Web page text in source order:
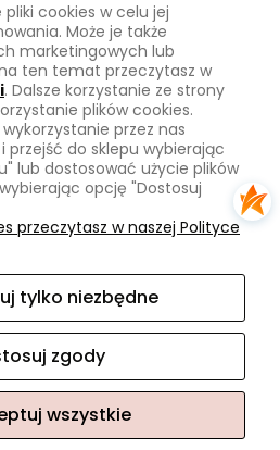
cookies w celu jej
Może je także
marketingowych lub
ten temat przeczytasz w
. Dalsze korzystanie ze strony
plików cookies.
przez nas
przejść do sklepu wybierając
lub dostosować użycie plików
opcję "Dostosuj
przeczytasz w naszej Polityce
tylko niezbędne
zgody
wszystkie